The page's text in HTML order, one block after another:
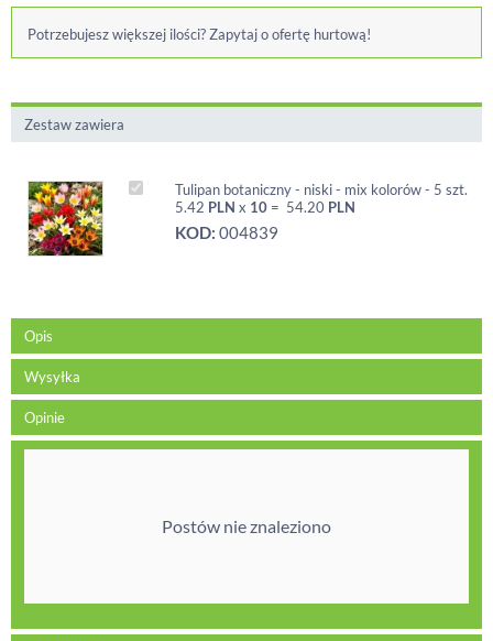
Potrzebujesz większej ilości? Zapytaj o ofertę hurtową!
Zestaw zawiera
Tulipan botaniczny - niski - mix kolorów - 5 szt.
5.42 PLN x 10 = 54.20 PLN
KOD: 004839
Opis
Wysyłka
Opinie
Postów nie znaleziono